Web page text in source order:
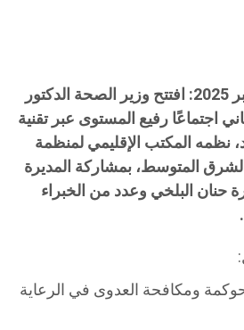
الإثنين 29 سبتمبر 2025: افتتح وزير الصحة الدكتور
اجتماعًا رفيع المستوى عبر تقنية
نظمه المكتب الإقليمي لمنظمة
لشرق المتوسط، بمشاركة المديرة
حنان البلخي وعدد من الخبراء
ومكافحة العدوى في الرعاية